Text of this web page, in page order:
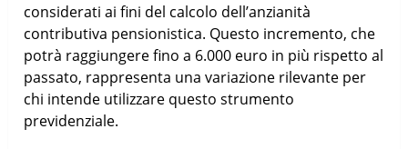
considerati ai fini del calcolo dell’anzianità
contributiva pensionistica. Questo incremento, che
potrà raggiungere fino a 6.000 euro in più rispetto al
passato, rappresenta una variazione rilevante per
chi intende utilizzare questo strumento
previdenziale.